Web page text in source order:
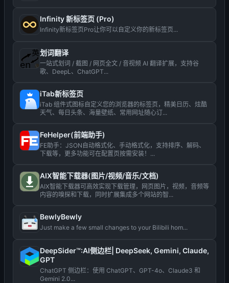
Infinity 新标签页 (Pro)
Infinity新标签页Pro让你可以自定义你的新标签页...
划词翻译
一站式划词 / 截图 / 网页全文 / 音视频 AI 翻译扩展，支持谷
歌、DeepL、ChatGPT...
iTab新标签页
iTab 组件式图标自定义您的浏览器的标签页，精美日历、炫酷
天气、每日头条、海量壁纸、常用网址随心订...
FeHelper(前端助手)
FE助手：JSON自动格式化、手动格式化，支持排序、解码、
下载等，更多功能可在配置页按需安装！...
AIX智能下载器(图片/视频/音乐/文档)
AIX智能下载器可高效实现下载管理，网页图片，视频，音频等
内容的嗅探和下载，同时扩展集成多个网站的智...
BewlyBewly
Just make a few small changes to your Bilibili hom...
DeepSider™:AI侧边栏| DeepSeek, Gemini, Claude,
GPT
ChatGPT 侧边栏：使用 ChatGPT、GPT-4o、Claude3 和
Gemini 2.0...